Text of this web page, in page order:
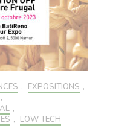
, EXPOSITIONS ,
,
,
, LOW TECH